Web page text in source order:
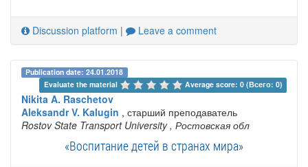
Discussion platform | Leave a comment
Publication date: 24.01.2018
Evaluate the material
Average score: 0 (Всего: 0)
Nikita A. Raschetov
Aleksandr V. Kalugin , старший преподаватель
Rostov State Transport University , Ростовская обл
«Воспитание детей в странах мира»